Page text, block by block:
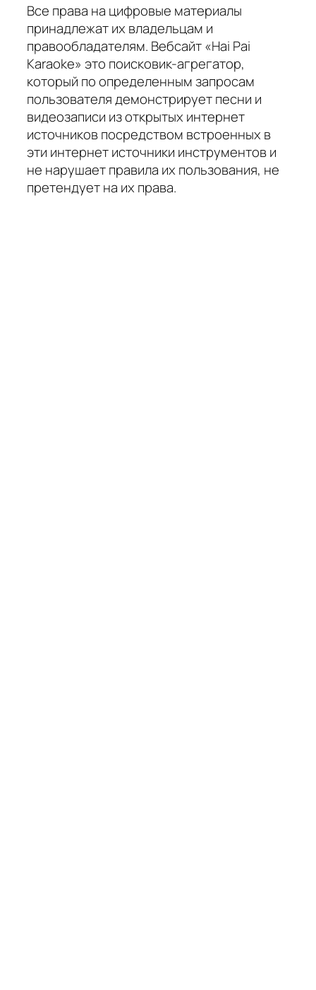
Все права на цифровые материалы
принадлежат их владельцам и
правообладателям. Вебсайт «Hai Pai
Karaoke» это поисковик-агрегатор,
который по определенным запросам
пользователя демонстрирует песни и
видеозаписи из открытых интернет
источников посредством встроенных в
эти интернет источники инструментов и
не нарушает правила их пользования, не
претендует на их права.